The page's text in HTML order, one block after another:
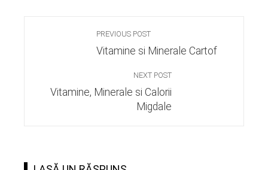
PREVIOUS POST
Vitamine si Minerale Cartof
NEXT POST
Vitamine, Minerale si Calorii
Migdale